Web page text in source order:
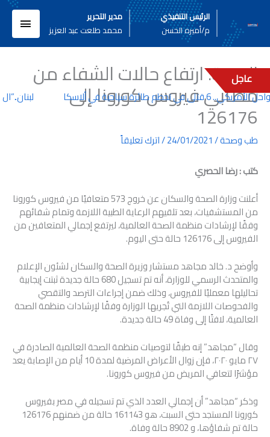
المحتوى
الرئيس التنفيذي
م/أميره الحسن
مدير التحرير
محمد طلعت عبد العزيز
عاجل
في تحطم طائرة سياحية في ألاسكا
الصحة: ارتفاع حالات الشفاء من
مصابي فيروس كورونا إلى
126176
طب وصحة/
24/01/2021
/اترك تعليقاً
كتب : رضا الحصري
أعلنت وزارة الصحة والسكان عن خروج 573 متعافيًا من فيروس كورونا
من المستشفيات، بعد تلقيهم الرعاية الطبية اللازمة وتمام شفائهم
وفقًا لإرشادات منظمة الصحة العالمية، ليرتفع إجمالي المتعافين من
الفيروس إلى 126176 حالة حتى اليوم.
وأوضح د. خالد مجاهد مستشار وزيرة الصحة والسكان لشئون الإعلام
والمتحدث الرسمي للوزارة، أنه تم تسجيل 680 حالة جديدة ثبتت إيجابية
تحاليلها معمليًا للفيروس، وذلك ضمن إجراءات الترصد والتقصي
والفحوصات اللازمة التي تُجريها الوزارة وفقًا لإرشادات منظمة الصحة
العالمية، لافتًا إلى وفاة 49 حالة جديدة.
وقال “مجاهد” إنه طبقًا لتوصيات منظمة الصحة العالمية الصادرة في
٢٧ مايو ٢٠٢٠، فإن زوال الأعراض المرضية لمدة 10 أيام من الإصابة يعد
مؤشرًا لتعافي المريض من فيروس كورونا.
وذكر “مجاهد” أن إجمالي العدد الذي تم تسجيله في مصر بفيروس
كورونا المستجد حتى السبت، هو 161143 حالة من ضمنهم 126176
حالة تم شفاؤها، و 8902 حالة وفاة.